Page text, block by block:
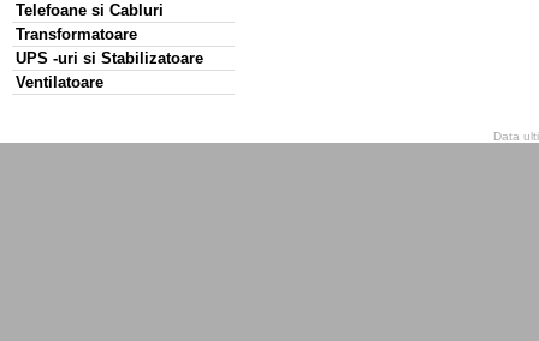
Telefoane si Cabluri
Transformatoare
UPS -uri si Stabilizatoare
Ventilatoare
Data